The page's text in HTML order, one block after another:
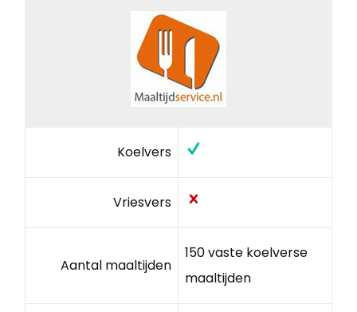
Koelvers
Vriesvers
Aantal maaltijden
150 vaste koelverse
maaltijden